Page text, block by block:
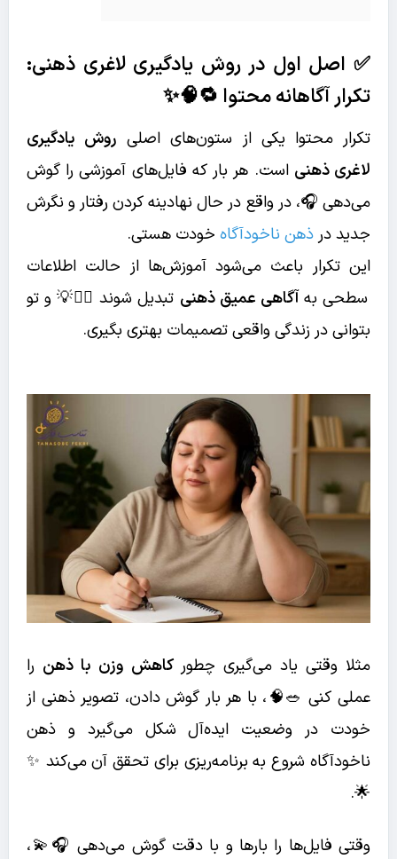
✅ اصل اول در روش یادگیری لاغری ذهنی:
تکرار آگاهانه محتوا 🔁🧠✨
تکرار محتوا یکی از ستون‌های اصلی روش یادگیری
لاغری ذهنی است. هر بار که فایل‌های آموزشی را گوش
می‌دهی 🎧، در واقع در حال نهادینه کردن رفتار و نگرش
جدید در ذهن ناخودآگاه خودت هستی.
این تکرار باعث می‌شود آموزش‌ها از حالت اطلاعات
سطحی بهآگاهی عمیق ذهنی تبدیل شوند 🧘‍♀️💡 و تو
بتوانی در زندگی واقعی تصمیمات بهتری بگیری.
مثلا وقتی یاد می‌گیری چطورکاهش وزن با ذهن را
عملی کنی 🥗🧠، با هر بار گوش دادن، تصویر ذهنی از
خودت در وضعیت ایده‌آل شکل می‌گیرد و ذهن
ناخودآگاه شروع به برنامه‌ریزی برای تحقق آن می‌کند ✨
🌟.
وقتی فایل‌ها را بارها و با دقت گوش می‌دهی 🎧💫،